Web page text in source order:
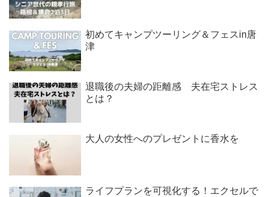
初めてキャンプツーリング＆フェスin唐
津
退職後の夫婦の距離感 夫在宅ストレス
とは？
大人の女性へのプレゼントに香水を
ライフプランを可視化する！エクセルで